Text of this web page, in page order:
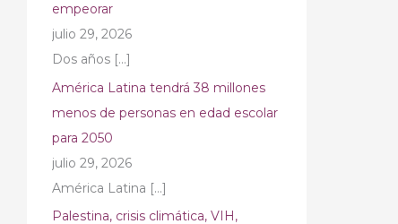
empeorar
julio 29, 2026
Dos años […]
América Latina tendrá 38 millones
menos de personas en edad escolar
para 2050
julio 29, 2026
América Latina […]
Palestina, crisis climática, VIH,